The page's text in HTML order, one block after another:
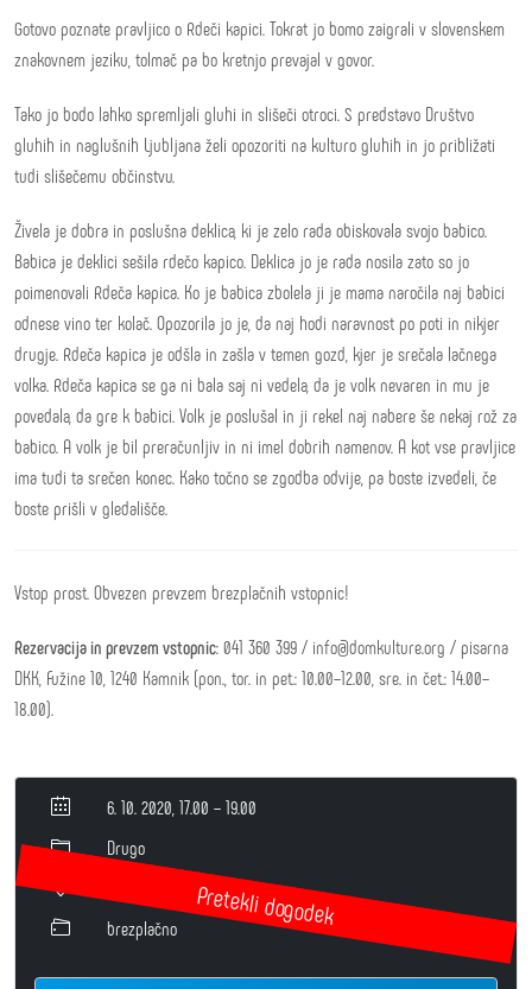
Gotovo poznate pravljico o Rdeči kapici. Tokrat jo bomo zaigrali v slovenskem
znakovnem jeziku, tolmač pa bo kretnjo prevajal v govor.
Tako jo bodo lahko spremljali gluhi in slišeči otroci. S predstavo Društvo
gluhih in naglušnih Ljubljana želi opozoriti na kulturo gluhih in jo približati
tudi slišečemu občinstvu.
Živela je dobra in poslušna deklica, ki je zelo rada obiskovala svojo babico.
Babica je deklici sešila rdečo kapico. Deklica jo je rada nosila zato so jo
poimenovali Rdeča kapica. Ko je babica zbolela ji je mama naročila naj babici
odnese vino ter kolač. Opozorila jo je, da naj hodi naravnost po poti in nikjer
drugje. Rdeča kapica je odšla in zašla v temen gozd, kjer je srečala lačnega
volka. Rdeča kapica se ga ni bala saj ni vedela, da je volk nevaren in mu je
povedala, da gre k babici. Volk je poslušal in ji rekel naj nabere še nekaj rož za
babico. A volk je bil preračunljiv in ni imel dobrih namenov. A kot vse pravljice
ima tudi ta srečen konec. Kako točno se zgodba odvije, pa boste izvedeli, če
boste prišli v gledališče.
Vstop prost. Obvezen prevzem brezplačnih vstopnic!
Rezervacija in prevzem vstopnic: 041 360 399 / info@domkulture.org / pisarna
DKK, Fužine 10, 1240 Kamnik (pon., tor. in pet.: 10.00–12.00, sre. in čet.: 14.00–
18.00).
6. 10. 2020, 17.00 – 19.00
Drugo
brezplačno